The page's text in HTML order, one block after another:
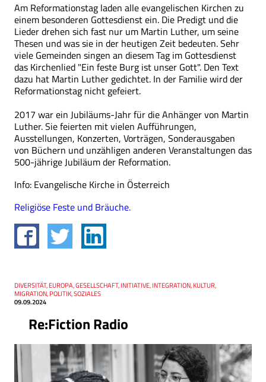
Am Reformationstag laden alle evangelischen Kirchen zu
einem besonderen Gottesdienst ein. Die Predigt und die
Lieder drehen sich fast nur um Martin Luther, um seine
Thesen und was sie in der heutigen Zeit bedeuten. Sehr
viele Gemeinden singen an diesem Tag im Gottesdienst
das Kirchenlied "Ein feste Burg ist unser Gott". Den Text
dazu hat Martin Luther gedichtet. In der Familie wird der
Reformationstag nicht gefeiert.
2017 war ein Jubiläums-Jahr für die Anhänger von Martin
Luther. Sie feierten mit vielen Aufführungen,
Ausstellungen, Konzerten, Vorträgen, Sonderausgaben
von Büchern und unzähligen anderen Veranstaltungen das
500-jährige Jubiläum der Reformation.
Info: Evangelische Kirche in Österreich
Religiöse Feste und Bräuche.
Re:Fiction Radio
Thema
DIVERSITÄT, EUROPA, GESELLSCHAFT, INITIATIVE, INTEGRATION, KULTUR,
MIGRATION, POLITIK, SOZIALES
Datum
09.09.2024